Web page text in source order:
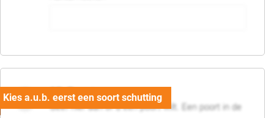
05. Poort
Geef hier aan of u een poort wilt. Een poort in de